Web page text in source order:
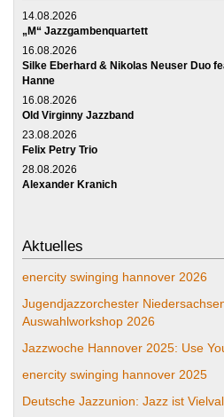
14.08.2026
„M“ Jazzgambenquartett
16.08.2026
Silke Eberhard & Nikolas Neuser Duo
Hanne
16.08.2026
Old Virginny Jazzband
23.08.2026
Felix Petry Trio
28.08.2026
Alexander Kranich
Aktuelles
enercity swinging hannover 2026
Jugendjazzorchester
Auswahlworkshop 2026
Jazzwoche Hannover 2025: Use
enercity swinging hannover 2025
Deutsche Jazzunion: Jazz ist